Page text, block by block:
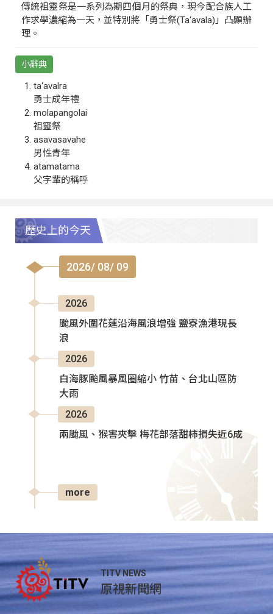
傳統祖靈祭是一系列為期四個月的祭典，現今配合族人工
作求學濃縮為一天，並特別將「勇士祭(Ta‘avala)」凸顯辦
理。
小辭典
ta‘avalra
勇士成年禮
molapangolai
祖靈祭
asavasavahe
男性青年
atamatama
父字輩的稱呼
歷史上的今天
2026/ 08/ 09
2026
颱風外圍花蓮沿海風浪增強 鹽寮漁港現長
浪
2026
白海豚颱風暴風圈縮小 竹苗、台北山區防
大雨
2026
兩颱風、猴害夾擊 梅花部落甜柿損失近6成
more
TITV NEWS
原視新聞網